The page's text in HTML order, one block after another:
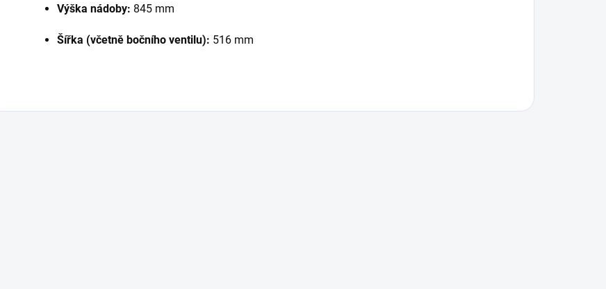
Výška nádoby: 845 mm
Šířka (včetně bočního ventilu): 516 mm